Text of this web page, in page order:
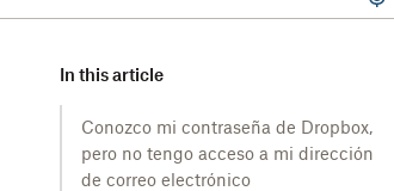
de correo electrónico?
In this article
Conozco mi contraseña de Dropbox,
pero no tengo acceso a mi dirección
de correo electrónico